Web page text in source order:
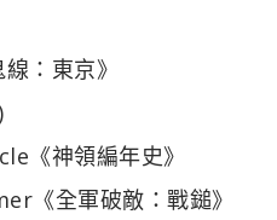
：東京》
《神領編年史》
《全軍破敵：戰鎚》